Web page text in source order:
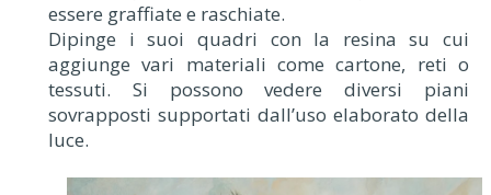
essere graffiate e raschiate.
Dipinge i suoi quadri con la resina su cui
aggiunge vari materiali come cartone, reti o
tessuti. Si possono vedere diversi piani
sovrapposti supportati dall’uso elaborato della
luce.